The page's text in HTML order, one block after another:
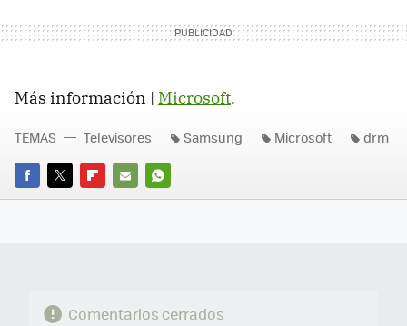
Más información | Microsoft.
FACEBOOK
TWITTERFLIPBOARD
E-
WHATSAPP
TEMAS Televisores Samsung Microsoft drm
Comentarios cerrados